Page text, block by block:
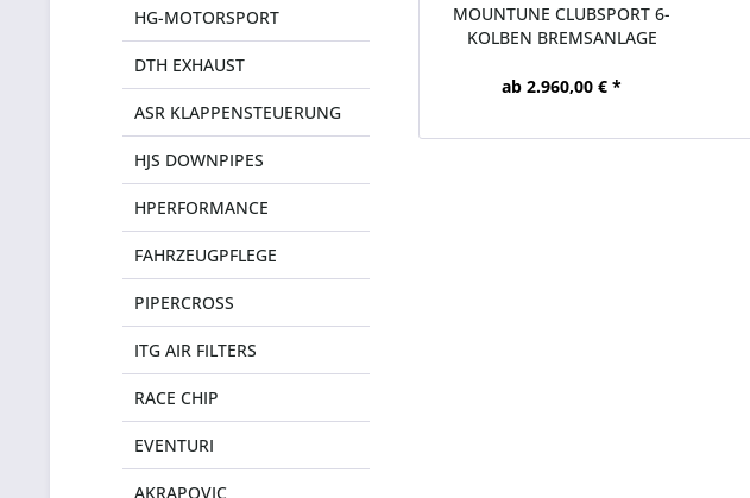
HG-MOTORSPORT
DTH EXHAUST
ASR KLAPPENSTEUERUNG
HJS DOWNPIPES
HPERFORMANCE
FAHRZEUGPFLEGE
PIPERCROSS
ITG AIR FILTERS
RACE CHIP
EVENTURI
AKRAPOVIC
MOUNTUNE CLUBSPORT 6-
KOLBEN BREMSANLAGE
ab 2.960,00 € *